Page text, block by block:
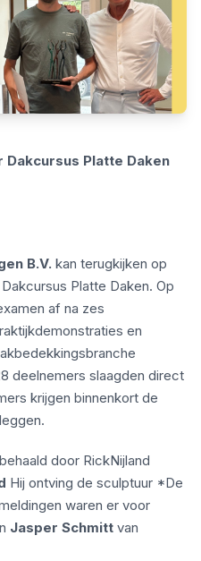
Platte Daken
B.V. kan terugkijken op
Platte Daken. Op
af na zes
en
deelnemers slaagden direct
krijgen binnenkort de
door RickNijland
Hij ontving de sculptuur *De
waren er voor
Jasper Schmitt van